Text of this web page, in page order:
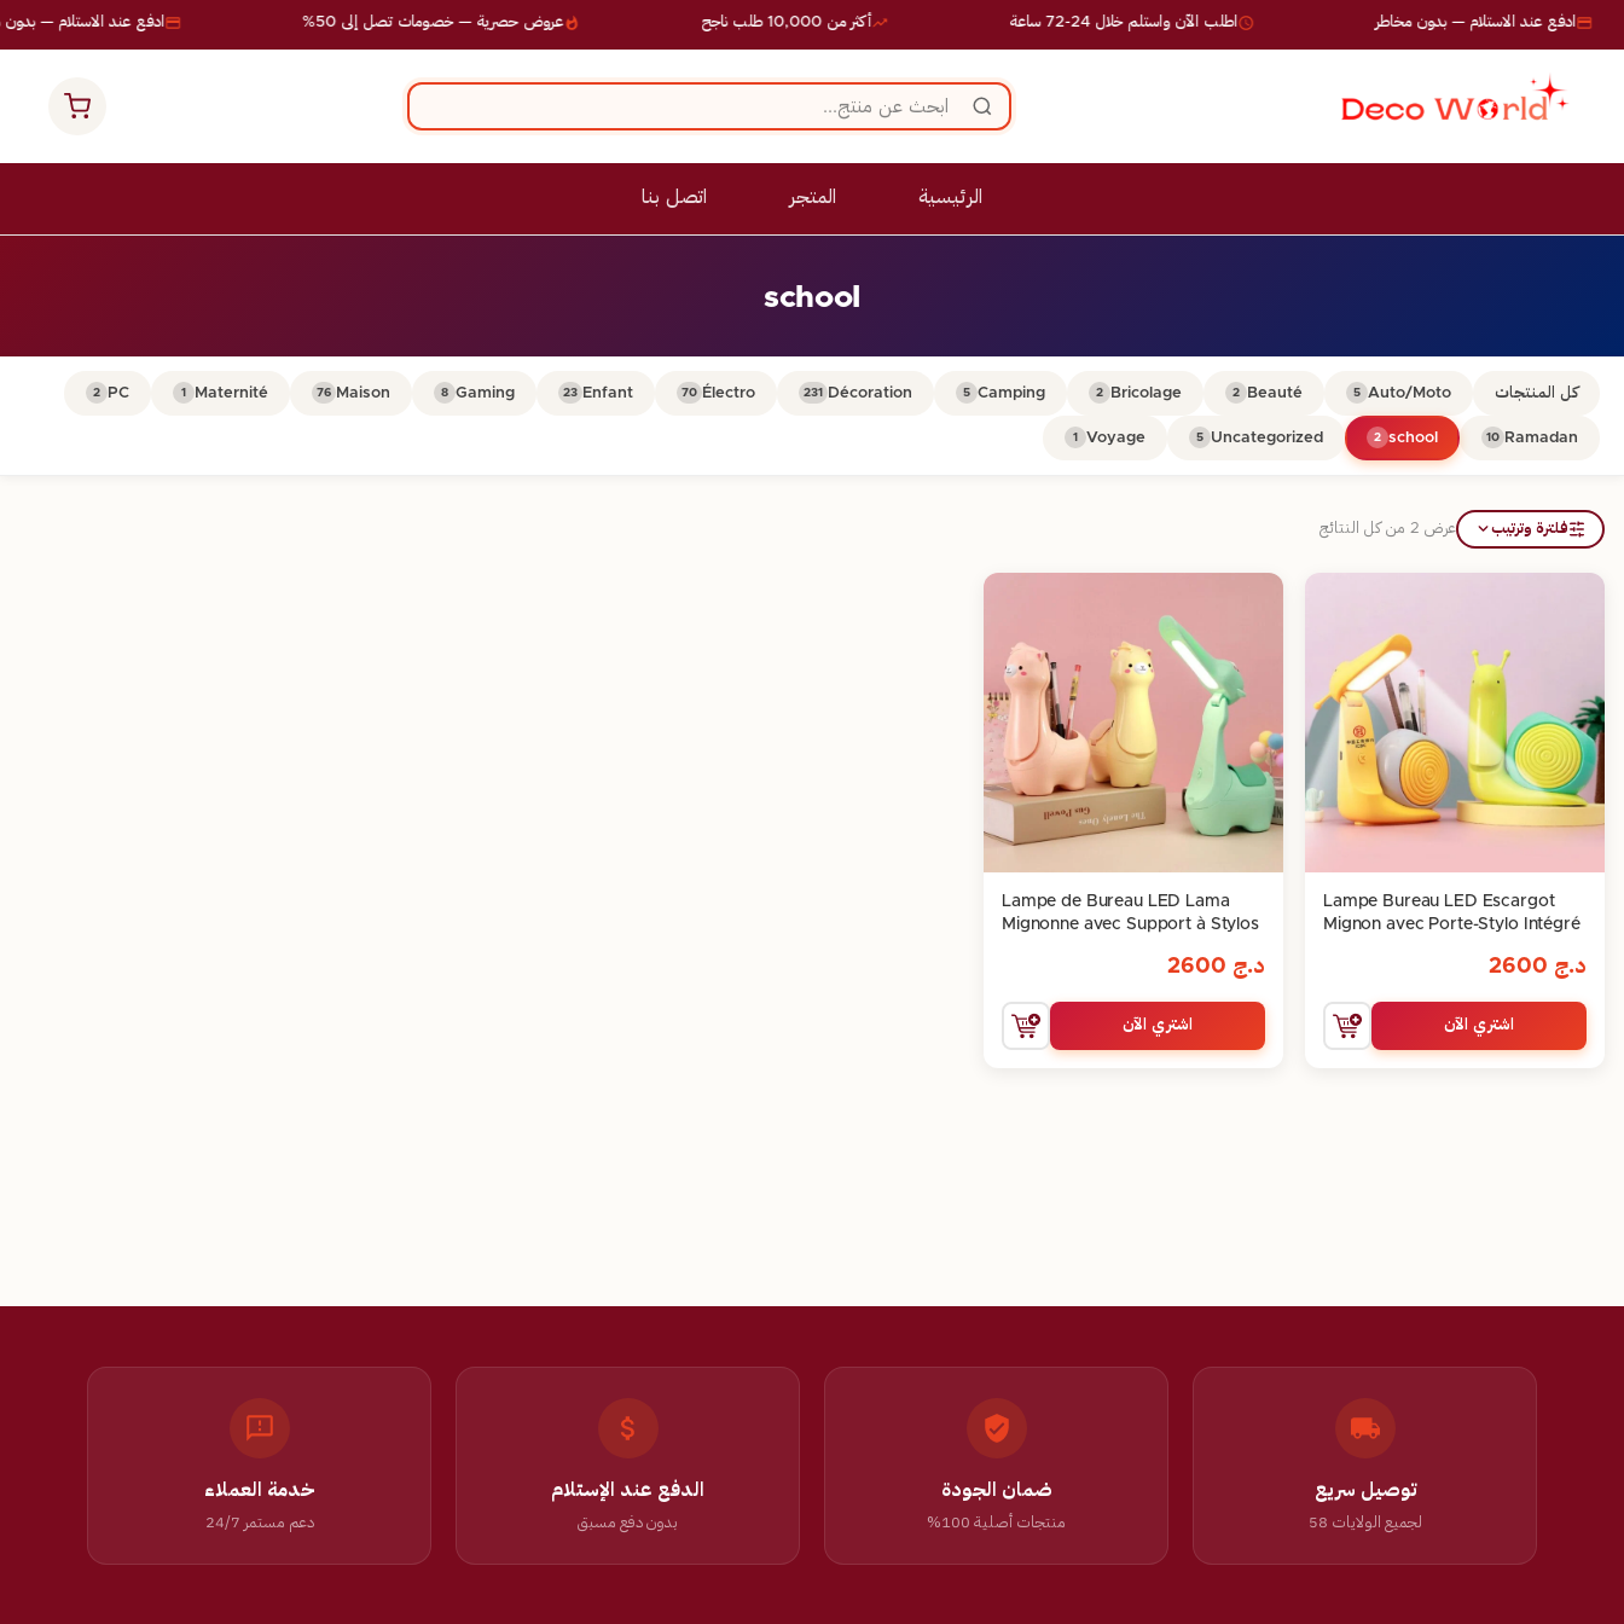
ادفع عند الاستلام — بدون عروض حصرية — خصومات تصل إلى 50% أكثر من 10,000 طلب ناجح اطلب الآن واستلم خلال 24-72 ساعة ادفع عند الاستلام — بدون مخاطر
الرئيسية المتجر اتصل بنا
school
كل المنتجات Auto/Moto
5
Beauté
2
Bricolage
2
Camping
5
Décoration
231
Électro
70
Enfant
23
Gaming
8
Maison
76
Maternité
1
PC
2
Ramadan
10
school
2
Uncategorized
5
Voyage
1
فلترة وترتيب عرض ⁦2⁩ من كل النتائج
Lampe Bureau LED Escargot
Mignon avec Porte-Stylo Intégré
د.ج
اشتري الآن
Lampe de Bureau LED Lama
Mignonne avec Support à Stylos
د.ج
اشتري الآن
توصيل سريع
لجميع الولايات 58
ضمان الجودة
منتجات أصلية 100%
الدفع عند الإستلام
بدون دفع مسبق
خدمة العملاء
دعم مستمر 24/7